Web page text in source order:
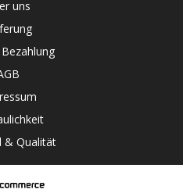
uns
& Qualität